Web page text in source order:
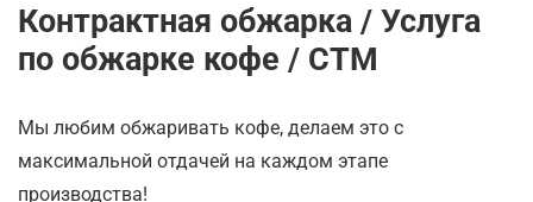
Контрактная обжарка / Услуга
по обжарке кофе / СТМ
Мы любим обжаривать кофе, делаем это с
максимальной отдачей на каждом этапе
производства!